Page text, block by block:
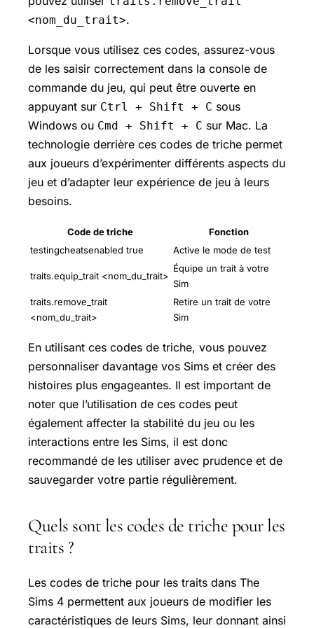
<nom_du_trait>.
Lorsque vous utilisez ces codes, assurez-vous
de les saisir correctement dans la console de
commande du jeu, qui peut être ouverte en
appuyant sur Ctrl + Shift + C sous
Windows ou Cmd + Shift + C sur Mac. La
technologie derrière ces codes de triche permet
aux joueurs d’expérimenter différents aspects du
jeu et d’adapter leur expérience de jeu à leurs
besoins.
Code de triche
Fonction
testingcheatsenabled true
Active le mode de test
traits.equip_trait <nom_du_trait>
Équipe un trait à votre
Sim
traits.remove_trait
<nom_du_trait>
Retire un trait de votre
Sim
En utilisant ces codes de triche, vous pouvez
personnaliser davantage vos Sims et créer des
histoires plus engageantes. Il est important de
noter que l’utilisation de ces codes peut
également affecter la stabilité du jeu ou les
interactions entre les Sims, il est donc
recommandé de les utiliser avec prudence et de
sauvegarder votre partie régulièrement.
Quels sont les codes de triche pour les
traits ?
Les codes de triche pour les traits dans The
Sims 4 permettent aux joueurs de modifier les
caractéristiques de leurs Sims, leur donnant ainsi